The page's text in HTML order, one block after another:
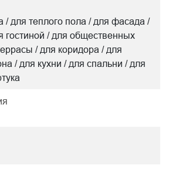
/ для теплого пола / для фасада /
гостиной / для общественных
/ для коридора / для
/ для кухни / для спальни / для